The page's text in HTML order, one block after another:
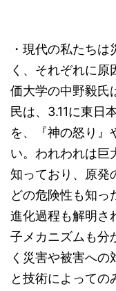
・現代の私たち
く、それぞれに原
価大学の中野毅氏
民は、3.11に東日
を、『神の怒り』
い。われわれは巨
知っており、原発
どの危険性も知っ
進化過程も解明さ
子メカニズムも分
く災害や被害へ
と技術によっての